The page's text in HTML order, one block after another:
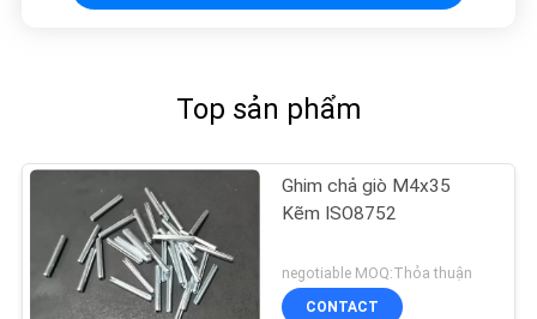
Top sản phẩm
Ghim chả giò M4x35
Kẽm ISO8752
negotiable MOQ:Thỏa thuận
CONTACT